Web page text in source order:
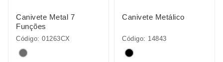
Canivete Metal 7
Funções
Código: 01263CX
Canivete Metálico
Código: 14843